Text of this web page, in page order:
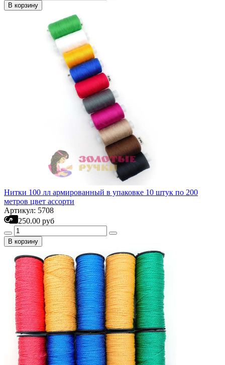
В корзину
Нитки 100 лл армированный в упаковке 10 штук по 200
метров цвет ассорти
Артикул: 5708
250.00 руб
В корзину